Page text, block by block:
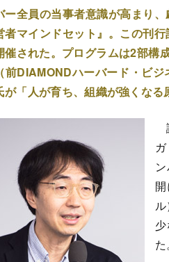
ー全員の当事者意識が高まり
者マインドセット』。この刊
催された。プログラムは2部構
前DIAMONDハーバード・ビジ
が「人が育ち、組織が強くなる
た